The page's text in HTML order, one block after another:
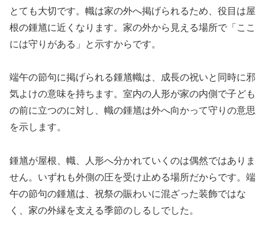
とても大切です。幟は家の外へ掲げられるため、役目は屋
根の鍾馗に近くなります。家の外から見える場所で「ここ
には守りがある」と示すからです。
端午の節句に掲げられる鍾馗幟は、成長の祝いと同時に邪
気よけの意味を持ちます。室内の人形が家の内側で子ども
の前に立つのに対し、幟の鍾馗は外へ向かって守りの意思
を示します。
鍾馗が屋根、幟、人形へ分かれていくのは偶然ではありま
せん。いずれも外側の圧を受け止める場所だからです。端
午の節句の鍾馗は、祝祭の賑わいに混ざった装飾ではな
く、家の外縁を支える季節のしるしでした。